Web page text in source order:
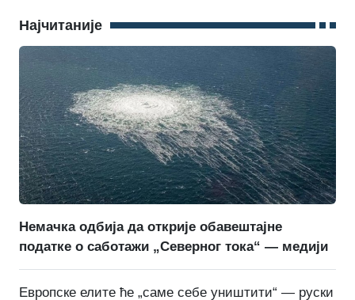
Најчитаније
Немачка одбија да открије обавештајне
податке о саботажи „Северног тока“ — медији
Европске елите ће „саме себе уништити“ — руски